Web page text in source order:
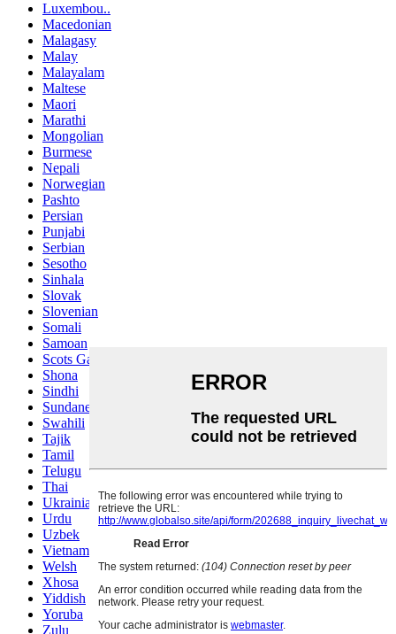
Luxembou..
Macedonian
Malagasy
Malay
Malayalam
Maltese
Maori
Marathi
Mongolian
Burmese
Nepali
Norwegian
Pashto
Persian
Punjabi
Serbian
Sesotho
Sinhala
Slovak
Slovenian
Somali
Samoan
Scots Gaelic
Shona
Sindhi
Sundanese
Swahili
Tajik
Tamil
Telugu
Thai
Ukrainian
Urdu
Uzbek
Vietnamese
Welsh
Xhosa
Yiddish
Yoruba
Zulu